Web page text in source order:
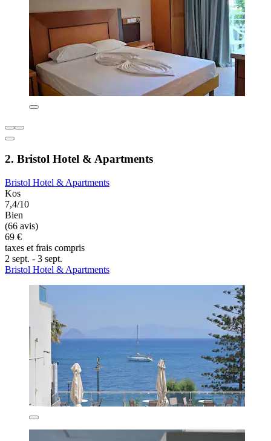
2. Bristol Hotel & Apartments
Bristol Hotel & Apartments
Kos
7,4/10
Bien
(66 avis)
69 €
taxes et frais compris
2 sept. - 3 sept.
Bristol Hotel & Apartments